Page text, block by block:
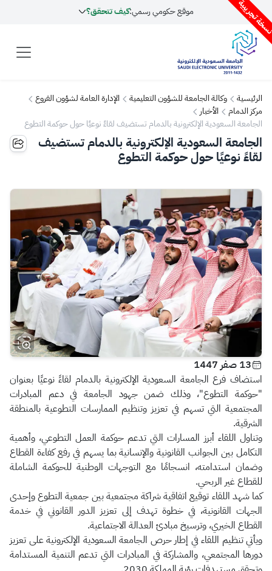
تجريبية موقع حكومي رسمي:كيف تتحقق؟
الرئيسية وكالة الجامعة للشؤون التعليمية
الإدارة العامة لشؤون الفروع
مركز الدمام
الأخبار
الجامعة السعودية الإلكترونية بالدمام تستضيف لقاءً نوعيًا حول حوكمة التطوع
الجامعة السعودية الإلكترونية بالدمام تستضيف
لقاءً نوعيًا حول حوكمة التطوع
13 صفر 1447
استضاف فرع الجامعة السعودية الإلكترونية بالدمام لقاءً نوعيًا بعنوان
"حوكمة التطوع"، وذلك ضمن جهود الجامعة في دعم المبادرات
المجتمعية التي تسهم في تعزيز وتنظيم الممارسات التطوعية بالمنطقة
الشرقية.
وتناول اللقاء أبرز المسارات التي تدعم حوكمة العمل التطوعي، وأهمية
التكامل بين الجوانب القانونية والإنسانية بما يسهم في رفع كفاءة القطاع
وضمان استدامته، انسجامًا مع التوجهات الوطنية للحوكمة الشاملة
للقطاع غير الربحي.
كما شهد اللقاء توقيع اتفاقية شراكة مجتمعية بين جمعية التطوع وإحدى
الجهات القانونية، في خطوة تهدف إلى تعزيز الدور القانوني في خدمة
القطاع الخيري، وترسيخ مبادئ العدالة الاجتماعية.
ويأتي تنظيم اللقاء في إطار حرص الجامعة السعودية الإلكترونية على تعزيز
دورها المجتمعي، والمشاركة في المبادرات التي تدعم التنمية المستدامة